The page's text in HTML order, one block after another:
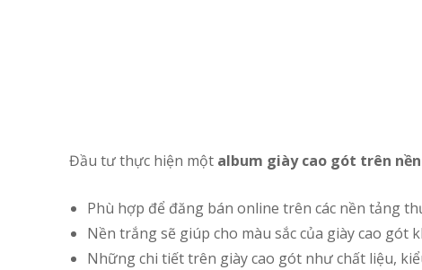
Đầu tư thực hiện một album giày cao gót trên
Phù hợp để đăng bán online trên các nền tảng
Nền trắng sẽ giúp cho màu sắc của giày cao gót
Những chi tiết trên giày cao gót như chất liệu,